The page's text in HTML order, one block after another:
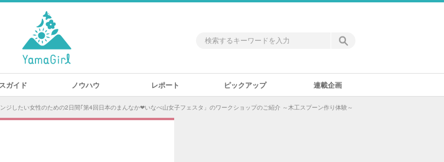
ガイド ノウハウ レポート ピックアップ 連載企画
ジしたい女性のための2日間｢第4回日本のまんなか❤いなべ山女子フェスタ」のワークショップのご紹介 ～木工スプーン作り体験～